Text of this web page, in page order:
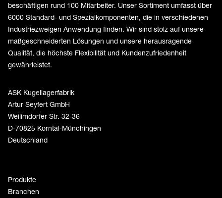
beschäftigen rund 100 Mitarbeiter. Unser Sortiment umfasst über
6000 Standard- und Spezialkomponenten, die in verschiedenen
Industriezweigen Anwendung finden. Wir sind stolz auf unsere
maßgeschneiderten Lösungen und unsere herausragende
Qualität, die höchste Flexibilität und Kundenzufriedenheit
gewährleistet.
ASK Kugellagerfabrik
Artur Seyfert GmbH
Weilimdorfer Str. 32-36
D-70825 Korntal-Münchingen
Deutschland
Produkte
Branchen